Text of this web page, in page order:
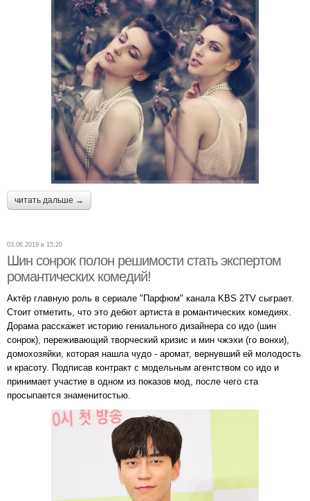
читать дальше →
03.06.2019 в 15:20
Шин сонрок полон решимости стать экспертом
романтических комедий!
Актёр главную роль в сериале "Парфюм" канала KBS 2TV сыграет.
Стоит отметить, что это дебют артиста в романтических комедиях.
Дорама расскажет историю гениального дизайнера со идо (шин
сонрок), переживающий творческий кризис и мин чжэхи (го вонхи),
домохозяйки, которая нашла чудо - аромат, вернувший ей молодость
и красоту. Подписав контракт с модельным агентством со идо и
принимает участие в одном из показов мод, после чего ста
просыпается знаменитостью.